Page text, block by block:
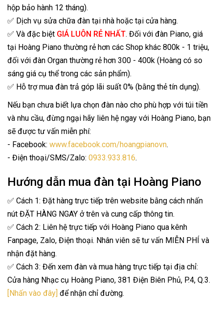
hộp bảo hành 12 tháng).
✅ Dịch vụ sửa chữa đàn tại nhà hoặc tại cửa hàng.
✅ Và đặc biệt GIÁ LUÔN RẺ NHẤT. Đối với đàn Piano, giá
tại Hoàng Piano thường rẻ hơn các Shop khác 800k - 1 triệu,
đối với đàn Organ thường rẻ hơn 300 - 400k (Hoàng có so
sáng giá cụ thể trong các sản phẩm).
✅ Hỗ trợ mua đàn trả góp lãi suất 0% (bằng thẻ tín dụng).
Nếu bạn chưa biết lựa chọn đàn nào cho phù hợp với túi tiền
và nhu cầu, đừng ngại hãy liên hệ ngay với Hoàng Piano, bạn
sẽ được tư vấn miễn phí:
- Facebook: www.facebook.com/hoangpianovn.
- Điện thoại/SMS/Zalo: 0933.933.816.
Hướng dẫn mua đàn tại Hoàng Piano
✅ Cách 1: Đặt hàng trực tiếp trên website bằng cách nhấn
nút ĐẶT HÀNG NGAY ở trên và cung cấp thông tin.
✅ Cách 2: Liên hệ trực tiếp với Hoàng Piano qua kênh
Fanpage, Zalo, Điện thoại. Nhân viên sẽ tư vấn MIỄN PHÍ và
nhận đặt hàng.
✅ Cách 3: Đến xem đàn và mua hàng trực tiếp tại địa chỉ:
Cửa hàng Nhạc cụ Hoàng Piano, 381 Điện Biên Phủ, P.4, Q.3.
[Nhấn vào đây] để nhận chỉ đường.